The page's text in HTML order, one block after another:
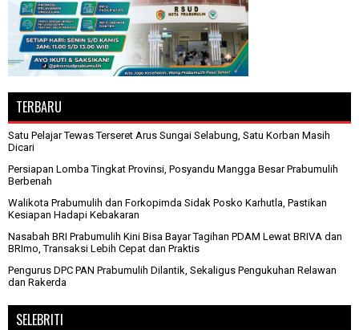
TERBARU
Satu Pelajar Tewas Terseret Arus Sungai Selabung, Satu Korban Masih
Dicari
Persiapan Lomba Tingkat Provinsi, Posyandu Mangga Besar Prabumulih
Berbenah
Walikota Prabumulih dan Forkopimda Sidak Posko Karhutla, Pastikan
Kesiapan Hadapi Kebakaran
Nasabah BRI Prabumulih Kini Bisa Bayar Tagihan PDAM Lewat BRIVA dan
BRImo, Transaksi Lebih Cepat dan Praktis
Pengurus DPC PAN Prabumulih Dilantik, Sekaligus Pengukuhan Relawan
dan Rakerda
SELEBRITI